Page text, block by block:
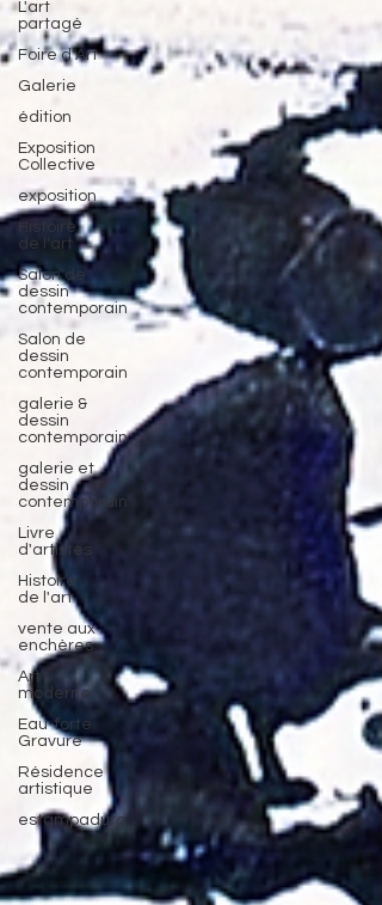
L'art
partagé
Foire d'Art
Galerie
édition
Exposition
Collective
exposition
Histoire
de l'art
Salon de
dessin
contemporain
Salon de
dessin
contemporain
galerie &
dessin
contemporain
galerie et
dessin
contemporain
Livre
d'artistes
Histoire
de l'art
vente aux
enchères
Art
moderne
Eau-forte
Gravure
Résidence
artistique
estampadura